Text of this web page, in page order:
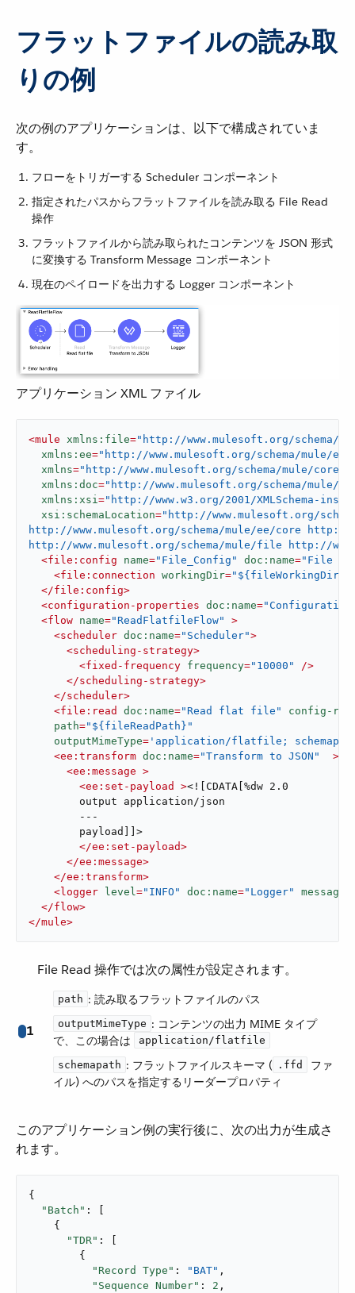
フラットファイルの読み取
りの例
次の例のアプリケーションは、以下で構成されていま
す。
フローをトリガーする Scheduler コンポーネント
指定されたパスからフラットファイルを読み取る File Read
操作
フラットファイルから読み取られたコンテンツを JSON 形式
に変換する Transform Message コンポーネント
現在のペイロードを出力する Logger コンポーネント
アプリケーション XML ファイル
<mule xmlns:file="http://www.mulesoft.org/schema/
xmlns:ee="http://www.mulesoft.org/schema/mule/ee/
xmlns="http://www.mulesoft.org/schema/mule/core"
xmlns:doc="http://www.mulesoft.org/schema/mule/
xmlns:xsi ="http://www.w3.org/2001/XMLSchema-
xsi:schemaLocation="http://www.mulesoft.org/
http://www.mulesoft.org/schema/mule/ee/core http://
http://www.mulesoft.org/schema/mule/file http://
<file:config name="File_Config" doc:name="File
<file:connection workingDir="${fileWorkingDir}"
</file:config>
<configuration-properties doc:name=
<flow name="ReadFlatfileFlow"
>
<scheduler doc:name="Scheduler">
<scheduling-strategy>
<fixed-frequency frequency="10000"
/>
</scheduling-strategy>
</scheduler>
<file:read doc:name="Read flat file" config-ref
path="${fileReadPath}"
outputMimeType= 'application/flatfile;
<ee:transform doc:name="Transform to JSON"
  >
<ee:message >
<ee:set-payload ><![CDATA[%dw 2.0
        output application/json
        ---
        payload]]>
</ee:set-payload>
</ee:message>
</ee:transform>
<logger level ="INFO" doc:name="Logger" message
</flow>
</mule>
1
File Read 操作では次の属性が設定されます。
path ​: 読み取るフラットファイルのパス
outputMimeType ​: コンテンツの出力 MIME タイプ
で、この場合は ​
application/flatfile
schemapath ​: フラットファイルスキーマ (​ .ffd
​ ファ
イル) へのパスを指定するリーダープロパティ
このアプリケーション例の実行後に、次の出力が生成さ
れます。
{
"Batch" : [
    {
"TDR" : [
        {
"Record Type" : "BAT" ,
"Sequence Number" : 2 ,